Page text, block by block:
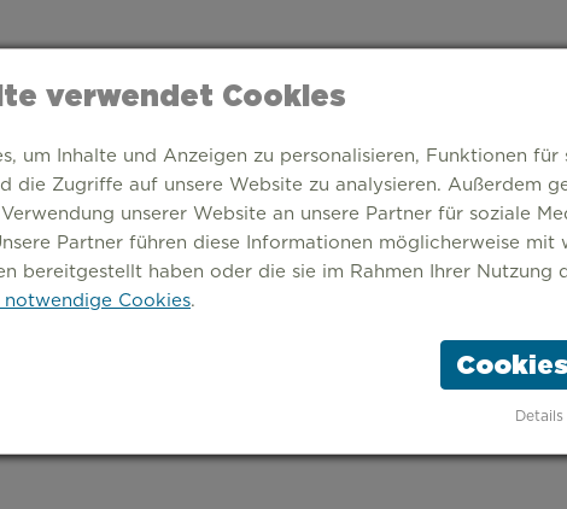
verwendet Cookies
um Inhalte und Anzeigen zu personalisieren, Funktionen für
die Zugriffe auf unsere Website zu analysieren. Außerdem
unserer Website an unsere Partner für soziale
Partner führen diese Informationen möglicherweise mit
bereitgestellt haben oder die sie im Rahmen Ihrer Nutzung
notwendige Cookies.